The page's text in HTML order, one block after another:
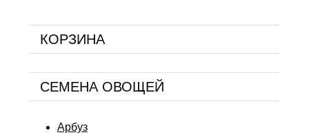
КОРЗИНА
СЕМЕНА ОВОЩЕЙ
Арбуз